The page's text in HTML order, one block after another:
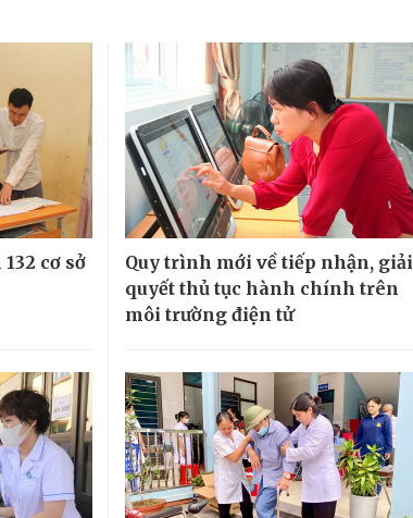
cơ sở
Quy trình mới về tiếp nhận, giải
quyết thủ tục hành chính trên
môi trường điện tử